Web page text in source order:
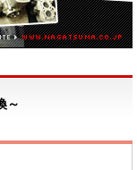
～